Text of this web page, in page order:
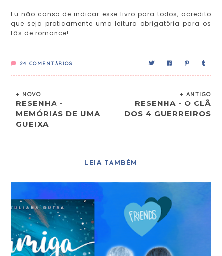
Eu não canso de indicar esse livro para todos, acredito
que seja praticamente uma leitura obrigatória para os
fãs de romance!
24 COMENTÁRIOS
+ NOVO
RESENHA -
MEMÓRIAS DE UMA
GUEIXA
+ ANTIGO
RESENHA - O CLÃ
DOS 4 GUERREIROS
LEIA TAMBÉM